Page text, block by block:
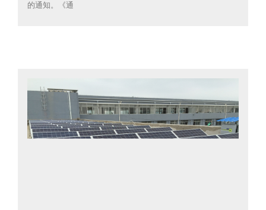
的通知。《通